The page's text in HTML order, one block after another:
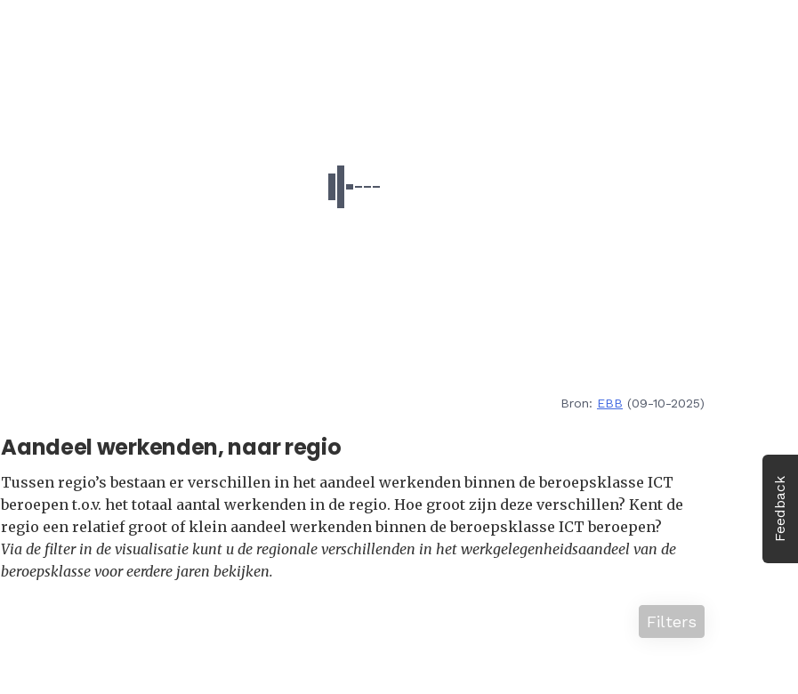
Feedback
Bron: EBB (09-10-2025)
Aandeel werkenden, naar regio
Tussen regio’s bestaan er verschillen in het aandeel werkenden binnen de beroepsklasse ICT
beroepen t.o.v. het totaal aantal werkenden in de regio. Hoe groot zijn deze verschillen? Kent de
regio een relatief groot of klein aandeel werkenden binnen de beroepsklasse ICT beroepen?
Via de filter in de visualisatie kunt u de regionale verschillenden in het werkgelegenheidsaandeel van de
beroepsklasse voor eerdere jaren bekijken.
Filters